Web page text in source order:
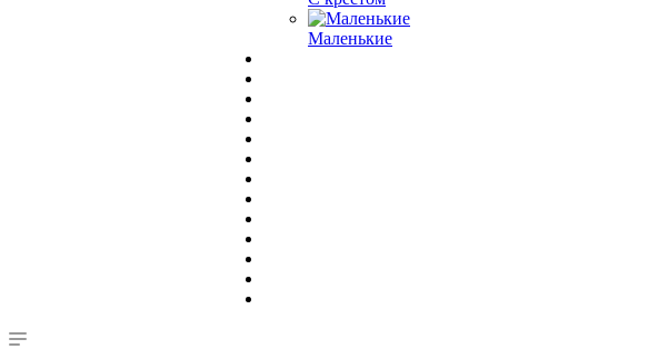
Маленькие